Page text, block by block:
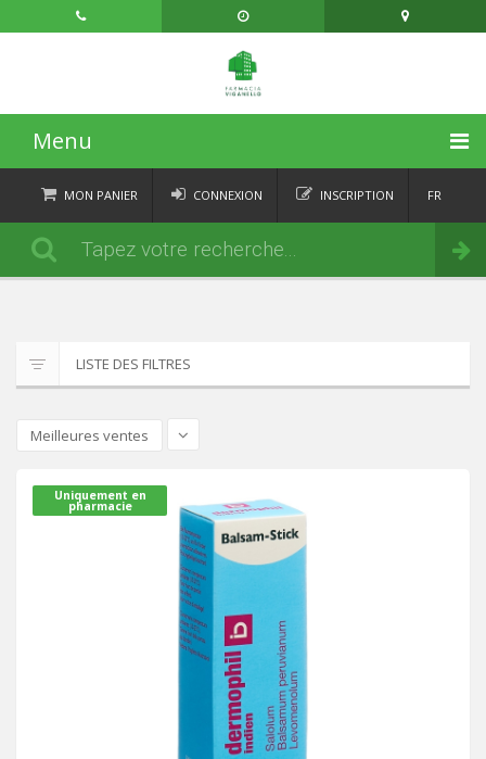
Menu
ACCUEIL
CATÉGORIES
CONTACT
MON PANIER
Commander
CONNEXION INSCRIPTION FR
LISTE DES FILTRES
Meilleures ventes
Uniquement en
pharmacie